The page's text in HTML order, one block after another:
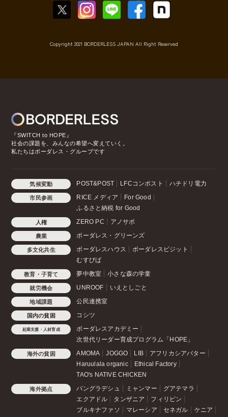
Copyright 2021 BORDERLESS JAPAN All Right Reserved
『SWITCH to HOPE』
社会の課題を、みんなの希望へ変えていく。
私たちはボーダレス・グループです
気候変動 POST&POST LFCコンポスト ハチドリ電力
市民参画 RICE メディア
For Good
ふるさと納税 for Good
人権 ZERO PC アノサポ
農業 ボーダレス・グリーンズ
多文化共生 ボーダレスハウス
ボーダレスビジット
むすびば
教育・子育て 夢中教室 小さな森の学童
就労機会 UNROOF いえとしごと
地域課題 公民連携室
国内の貧困 コシツ
起業支援・人材育成
ボーダレスアカデミー
次世代リーダー育成プログラム「HOPE」
海外の貧困 AMOMA JOGGO LIB
アフリカシアバター
Haruulala organic
Ethical Factory
TAO's NATIVE CHICKEN
海外拠点 バングラデシュ ミャンマー
グアテマラ
エクアドル
タンザニア
フィリピン
ブルキナファソ
マレーシア セネガル ケニア